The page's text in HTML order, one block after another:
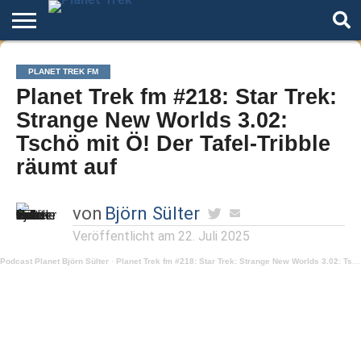
Home
Der
Podcast
Über
Star
Trek
Artikel
Andere
Welten
Autoren
Night
Mode
PLANET TREK FM
Planet Trek fm #218: Star Trek:
Strange New Worlds 3.02:
Tschö mit Ö! Der Tafel-Tribble
räumt auf
von Björn Sülter
Veröffentlicht am 22. Juli 2025
Podcast Planet Björn Sülter · Planet Trek fm #218: Star Trek: Strange New Worlds 3.02: Tschö mit Ö! Der Tafel-Tribble räumt auf